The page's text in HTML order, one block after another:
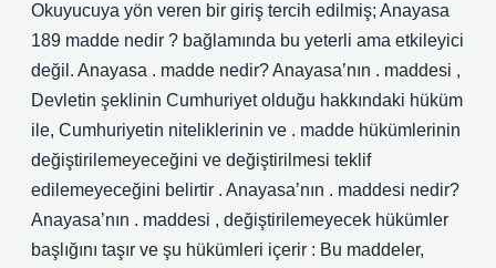
Okuyucuya yön veren bir giriş tercih edilmiş; Anayasa
189 madde nedir ? bağlamında bu yeterli ama etkileyici
değil. Anayasa . madde nedir? Anayasa’nın . maddesi ,
Devletin şeklinin Cumhuriyet olduğu hakkındaki hüküm
ile, Cumhuriyetin niteliklerinin ve . madde hükümlerinin
değiştirilemeyeceğini ve değiştirilmesi teklif
edilemeyeceğini belirtir . Anayasa’nın . maddesi nedir?
Anayasa’nın . maddesi , değiştirilemeyecek hükümler
başlığını taşır ve şu hükümleri içerir : Bu maddeler,